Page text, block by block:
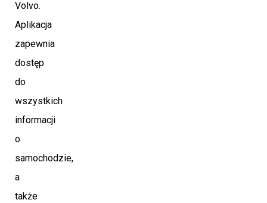
Volvo.
Aplikacja
zapewnia
dostęp
do
wszystkich
informacji
o
samochodzie,
a
także